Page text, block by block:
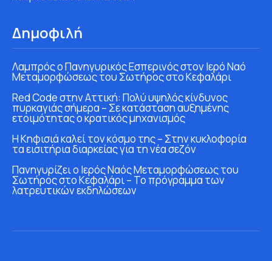
Δημοφιλή
Λαμπρός ο Πανηγυρικός Εσπερινός στον Ιερό Ναό
Μεταμορφώσεως του Σωτήρος στο Κεφαλάρι
Red Code στην Αττική: Πολύ υψηλός κίνδυνος
πυρκαγιάς σήμερα – Σε κατάσταση αυξημένης
ετοιμότητας ο κρατικός μηχανισμός
Η Κηφισιά καλεί τον κόσμο της – Στην κυκλοφορία
τα εισιτήρια διαρκείας για τη νέα σεζόν
Πανηγυρίζει ο Ιερός Ναός Μεταμορφώσεως του
Σωτήρος στο Κεφαλάρι – Το πρόγραμμα των
λατρευτικών εκδηλώσεων